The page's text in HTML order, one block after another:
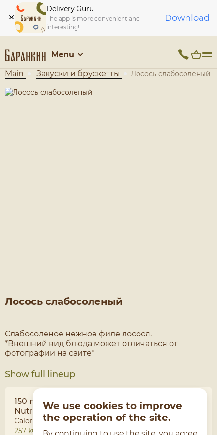
Delivery Guru
The app is more convenient and
interesting!
Download
Menu
Main Закуски и брускетты Лосось слабосоленый
Лосось слабосоленый
Слабосоленое нежное филе лосося.
*Внешний вид блюда может отличаться от
Show full lineup
150 г
Nutritional value per 100 grams
Calories
257 kCal
Proteins
7 г
We use cookies to improve
the operation of the site.